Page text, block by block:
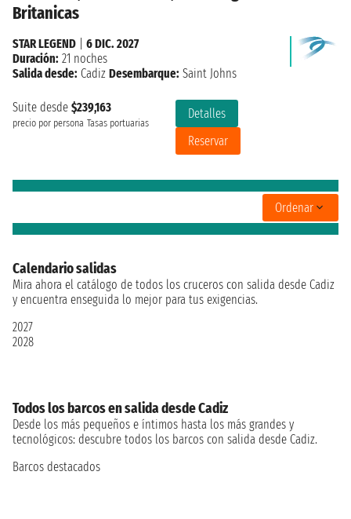
Britanicas
Suite desde $239,163
precio por persona Tasas portuarias
Detalles
Reservar
STAR LEGEND
6 DIC. 2027
Duración: 21 noches
Salida desde: Cadiz Desembarque: Saint Johns
Ordenar
Calendario salidas
Mira ahora el catálogo de todos los cruceros con salida desde Cadiz
y encuentra enseguida lo mejor para tus exigencias.
2027
2028
Todos los barcos en salida desde Cadiz
Desde los más pequeños e íntimos hasta los más grandes y
tecnológicos: descubre todos los barcos con salida desde Cadiz.
Barcos destacados